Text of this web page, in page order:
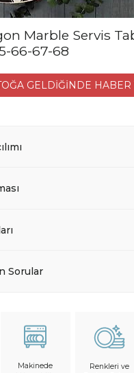
Marble Servis
66-67-68
GELDİĞİNDE HABER
Sorular
Makinede
Renkleri ve